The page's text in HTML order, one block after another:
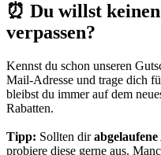
⏰ Du willst
verpassen?
Kennst du schon unseren
Mail-Adresse und trage dich
bleibst du immer auf dem
Rabatten.
Tipp: Sollten dir
probiere diese gerne aus.